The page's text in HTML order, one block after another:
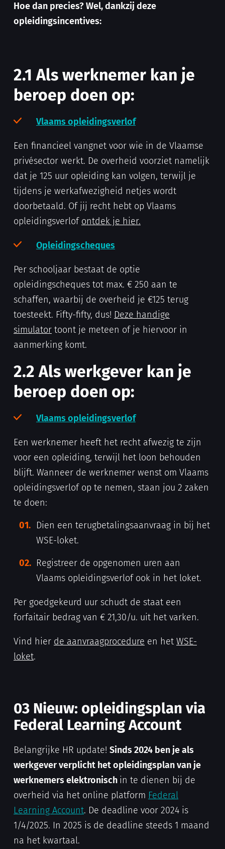
Hoe dan precies? Wel, dankzij deze
opleidingsincentives:
2.1 Als werknemer kan je
beroep doen op:
Vlaams opleidingsverlof
Een financieel vangnet voor wie in de Vlaamse
privésector werkt. De overheid voorziet namelijk
dat je 125 uur opleiding kan volgen, terwijl je
tijdens je werkafwezigheid netjes wordt
doorbetaald. Of jij recht hebt op Vlaams
opleidingsverlof ontdek je hier.
Opleidingscheques
Per schooljaar bestaat de optie
opleidingscheques tot max. € 250 aan te
schaffen, waarbij de overheid je €125 terug
toesteekt. Fifty-fifty, dus! Deze handige
simulator toont je meteen of je hiervoor in
aanmerking komt.
2.2 Als werkgever kan je
beroep doen op:
Vlaams opleidingsverlof
Een werknemer heeft het recht afwezig te zijn
voor een opleiding, terwijl het loon behouden
blijft. Wanneer de werknemer wenst om Vlaams
opleidingsverlof op te nemen, staan jou 2 zaken
te doen:
Dien een terugbetalingsaanvraag in bij het
WSE-loket.
Registreer de opgenomen uren aan
Vlaams opleidingsverlof ook in het loket.
Per goedgekeurd uur schudt de staat een
forfaitair bedrag van € 21,30/u. uit het varken.
Vind hier de aanvraagprocedure en het WSE-
loket.
03 Nieuw: opleidingsplan via
Federal Learning Account
Belangrijke HR update! Sinds 2024 ben je als
werkgever verplicht het opleidingsplan van je
werknemers elektronisch in te dienen bij de
overheid via het online platform Federal
Learning Account. De deadline voor 2024 is
1/4/2025. In 2025 is de deadline steeds 1 maand
na het kwartaal.